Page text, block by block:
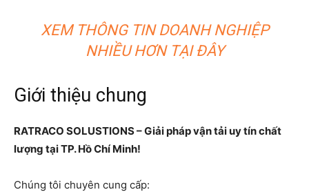
XEM THÔNG TIN DOANH NGHIỆP
NHIỀU HƠN TẠI ĐÂY
Giới thiệu chung
RATRACO SOLUSTIONS – Giải pháp vận tải uy tín chất
lượng tại TP. Hồ Chí Minh!
Chúng tôi chuyên cung cấp: